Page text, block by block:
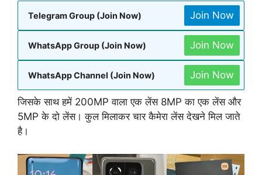
Telegram Group (Join Now) Join Now
WhatsApp Group (Join Now) Join Now
WhatsApp Channel (Join Now) Join Now
जिसके साथ हमें 200MP वाला एक लेंस 8MP का एक लेंस और
5MP के दो लेंस। कुल मिलाकर चार कैमेरा लेंस देखने मिल जाते
है।